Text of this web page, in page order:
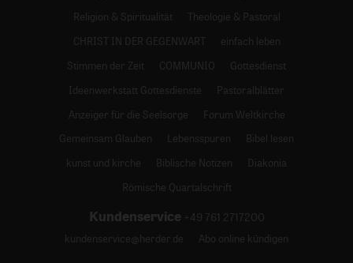
Religion & Spiritualität
Theologie & Pastoral
CHRIST IN DER GEGENWART
einfach leben
Stimmen der Zeit
COMMUNIO
Gottesdienst
Ideenwerkstatt Gottesdienste
Pastoralblätter
Anzeiger für die Seelsorge
Forum Weltkirche
Gemeinsam Glauben
Lebensspuren
Bibel lesen
kunst und kirche
Biblische Notizen
Diakonia
Römische Quartalschrift
Kundenservice +49 761 2717200
kundenservice@herder.de
Abo online kündigen